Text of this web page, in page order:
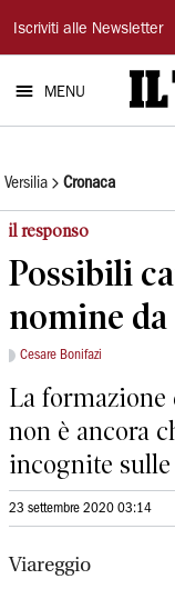
Il
Tirreno
Iscriviti alle Newsletter
MENU
Versilia Cronaca
il responso
Possibili
nomine da
Cesare Bonifazi
La formazione
non è ancora
incognite
23 settembre 2020 03:14
Viareggio